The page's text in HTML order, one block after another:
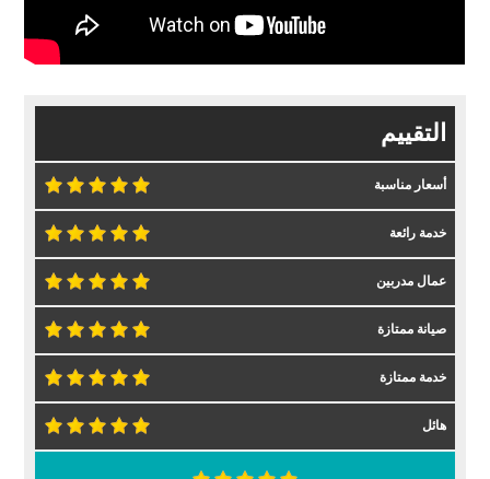
التقييم
أسعار مناسبة
خدمة رائعة
عمال مدربين
صيانة ممتازة
خدمة ممتازة
هائل